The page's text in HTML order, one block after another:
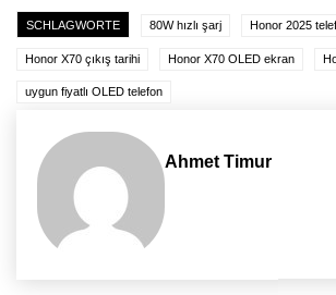
SCHLAGWORTE 80W hızlı şarj Honor 2025
Honor X70 çıkış tarihi Honor X70 OLED ekran
uygun fiyatlı OLED telefon
Ahmet Timur